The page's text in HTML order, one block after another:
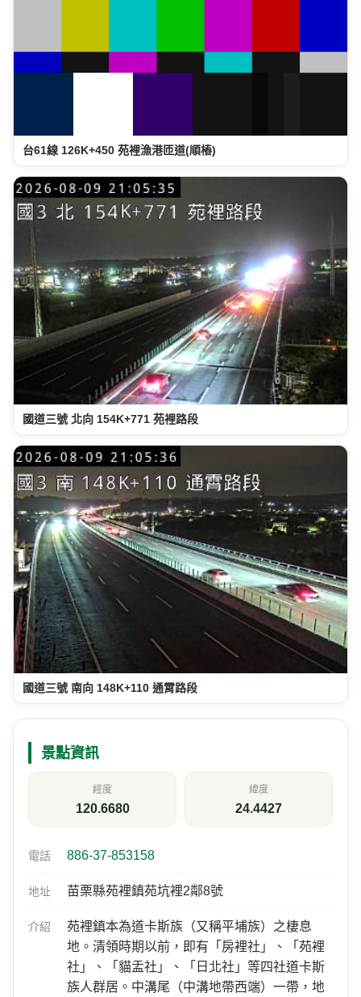
台61線 126K+450 苑裡漁港匝道(順樁)
國道三號 北向 154K+771 苑裡路段
國道三號 南向 148K+110 通霄路段
景點資訊
經度
120.6680
緯度
24.4427
電話 886-37-853158
地址 苗栗縣苑裡鎮苑坑裡2鄰8號
介紹
苑裡鎮本為道卡斯族（又稱平埔族）之棲息
地。清領時期以前，即有「房裡社」、「苑裡
社」、「貓盂社」、「日北社」等四社道卡斯
族人群居。中溝尾（中溝地帶西端）一帶，地